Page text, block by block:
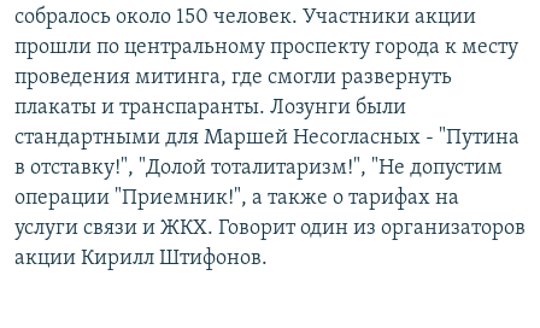
собралось около 150 человек. Участники акции
прошли по центральному проспекту города к месту
проведения митинга, где смогли развернуть
плакаты и транспаранты. Лозунги были
стандартными для Маршей Несогласных - "Путина
в отставку!", "Долой тоталитаризм!", "Не допустим
операции "Приемник!", а также о тарифах на
услуги связи и ЖКХ. Говорит один из организаторов
акции Кирилл Штифонов.